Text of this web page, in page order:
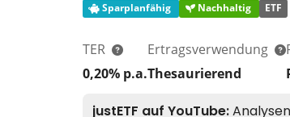
Sparplanfähig Nachhaltig ETF
TER
0,20% p.a.
Ertragsverwendung
Thesaurierend